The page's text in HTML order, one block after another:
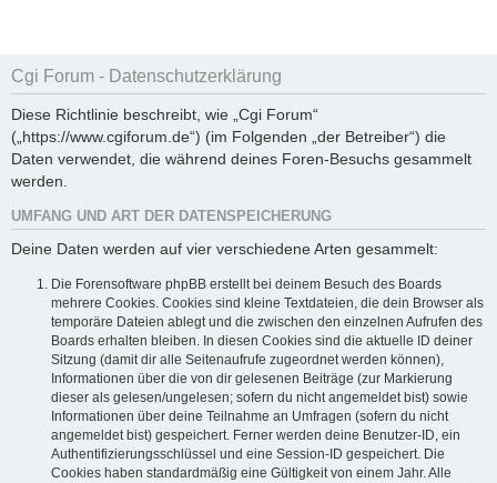
Cgi Forum - Datenschutzerklärung
Diese Richtlinie beschreibt, wie „Cgi Forum“
(„https://www.cgiforum.de“) (im Folgenden „der Betreiber“) die
Daten verwendet, die während deines Foren-Besuchs gesammelt
werden.
UMFANG UND ART DER DATENSPEICHERUNG
Deine Daten werden auf vier verschiedene Arten gesammelt:
Die Forensoftware phpBB erstellt bei deinem Besuch des Boards
mehrere Cookies. Cookies sind kleine Textdateien, die dein Browser als
temporäre Dateien ablegt und die zwischen den einzelnen Aufrufen des
Boards erhalten bleiben. In diesen Cookies sind die aktuelle ID deiner
Sitzung (damit dir alle Seitenaufrufe zugeordnet werden können),
Informationen über die von dir gelesenen Beiträge (zur Markierung
dieser als gelesen/ungelesen; sofern du nicht angemeldet bist) sowie
Informationen über deine Teilnahme an Umfragen (sofern du nicht
angemeldet bist) gespeichert. Ferner werden deine Benutzer-ID, ein
Authentifizierungsschlüssel und eine Session-ID gespeichert. Die
Cookies haben standardmäßig eine Gültigkeit von einem Jahr. Alle